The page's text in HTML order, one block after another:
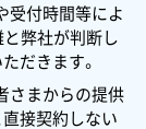
受付時間等によ
と弊社が判断し
だきます。
さまからの提供
直接契約しない